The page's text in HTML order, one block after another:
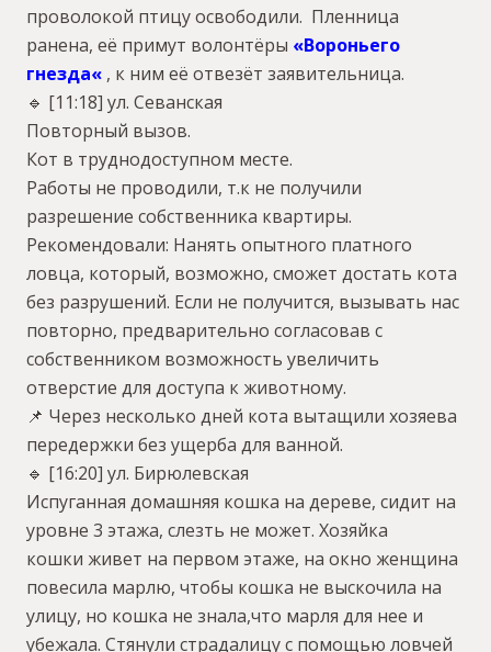
проволокой птицу освободили. Пленница
ранена, её примут волонтёры «Вороньего
гнезда« , к ним её отвезёт заявительница.
🔹 [11:18] ул. Севанская
Повторный вызов.
Кот в труднодоступном месте.
Работы не проводили, т.к не получили
разрешение собственника квартиры.
Рекомендовали: Нанять опытного платного
ловца, который, возможно, сможет достать кота
без разрушений. Если не получится, вызывать нас
повторно, предварительно согласовав с
собственником возможность увеличить
отверстие для доступа к животному.
📌 Через несколько дней кота вытащили хозяева
передержки без ущерба для ванной.
🔹 [16:20] ул. Бирюлевская
Испуганная домашняя кошка на дереве, сидит на
уровне 3 этажа, слезть не может. Хозяйка
кошки живет на первом этаже, на окно женщина
повесила марлю, чтобы кошка не выскочила на
улицу, но кошка не знала,что марля для нее и
убежала. Стянули страдалицу с помощью ловчей